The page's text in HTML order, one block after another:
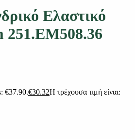
Ελαστικό
251.EM508.36
€37.90.€30.32Η τρέχουσα τιμή είναι: